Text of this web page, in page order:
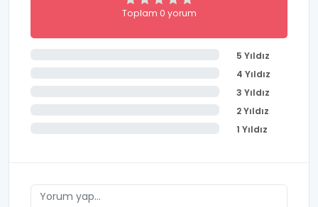
Toplam 0 yorum
5 Yıldız
4 Yıldız
3 Yıldız
2 Yıldız
1 Yıldız